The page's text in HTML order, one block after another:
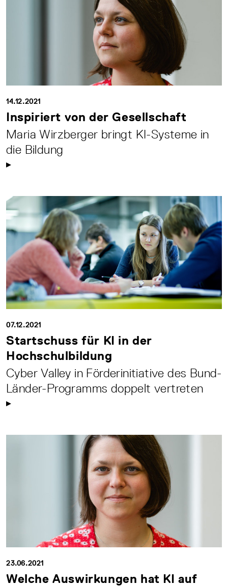
14.12.2021
Inspiriert von der Gesellschaft
Maria Wirzberger bringt KI-Systeme in
die Bildung
07.12.2021
Startschuss für KI in der
Hochschulbildung
Cyber Valley in Förderinitiative des Bund-
Länder-Programms doppelt vertreten
23.06.2021
Welche Auswirkungen hat KI auf